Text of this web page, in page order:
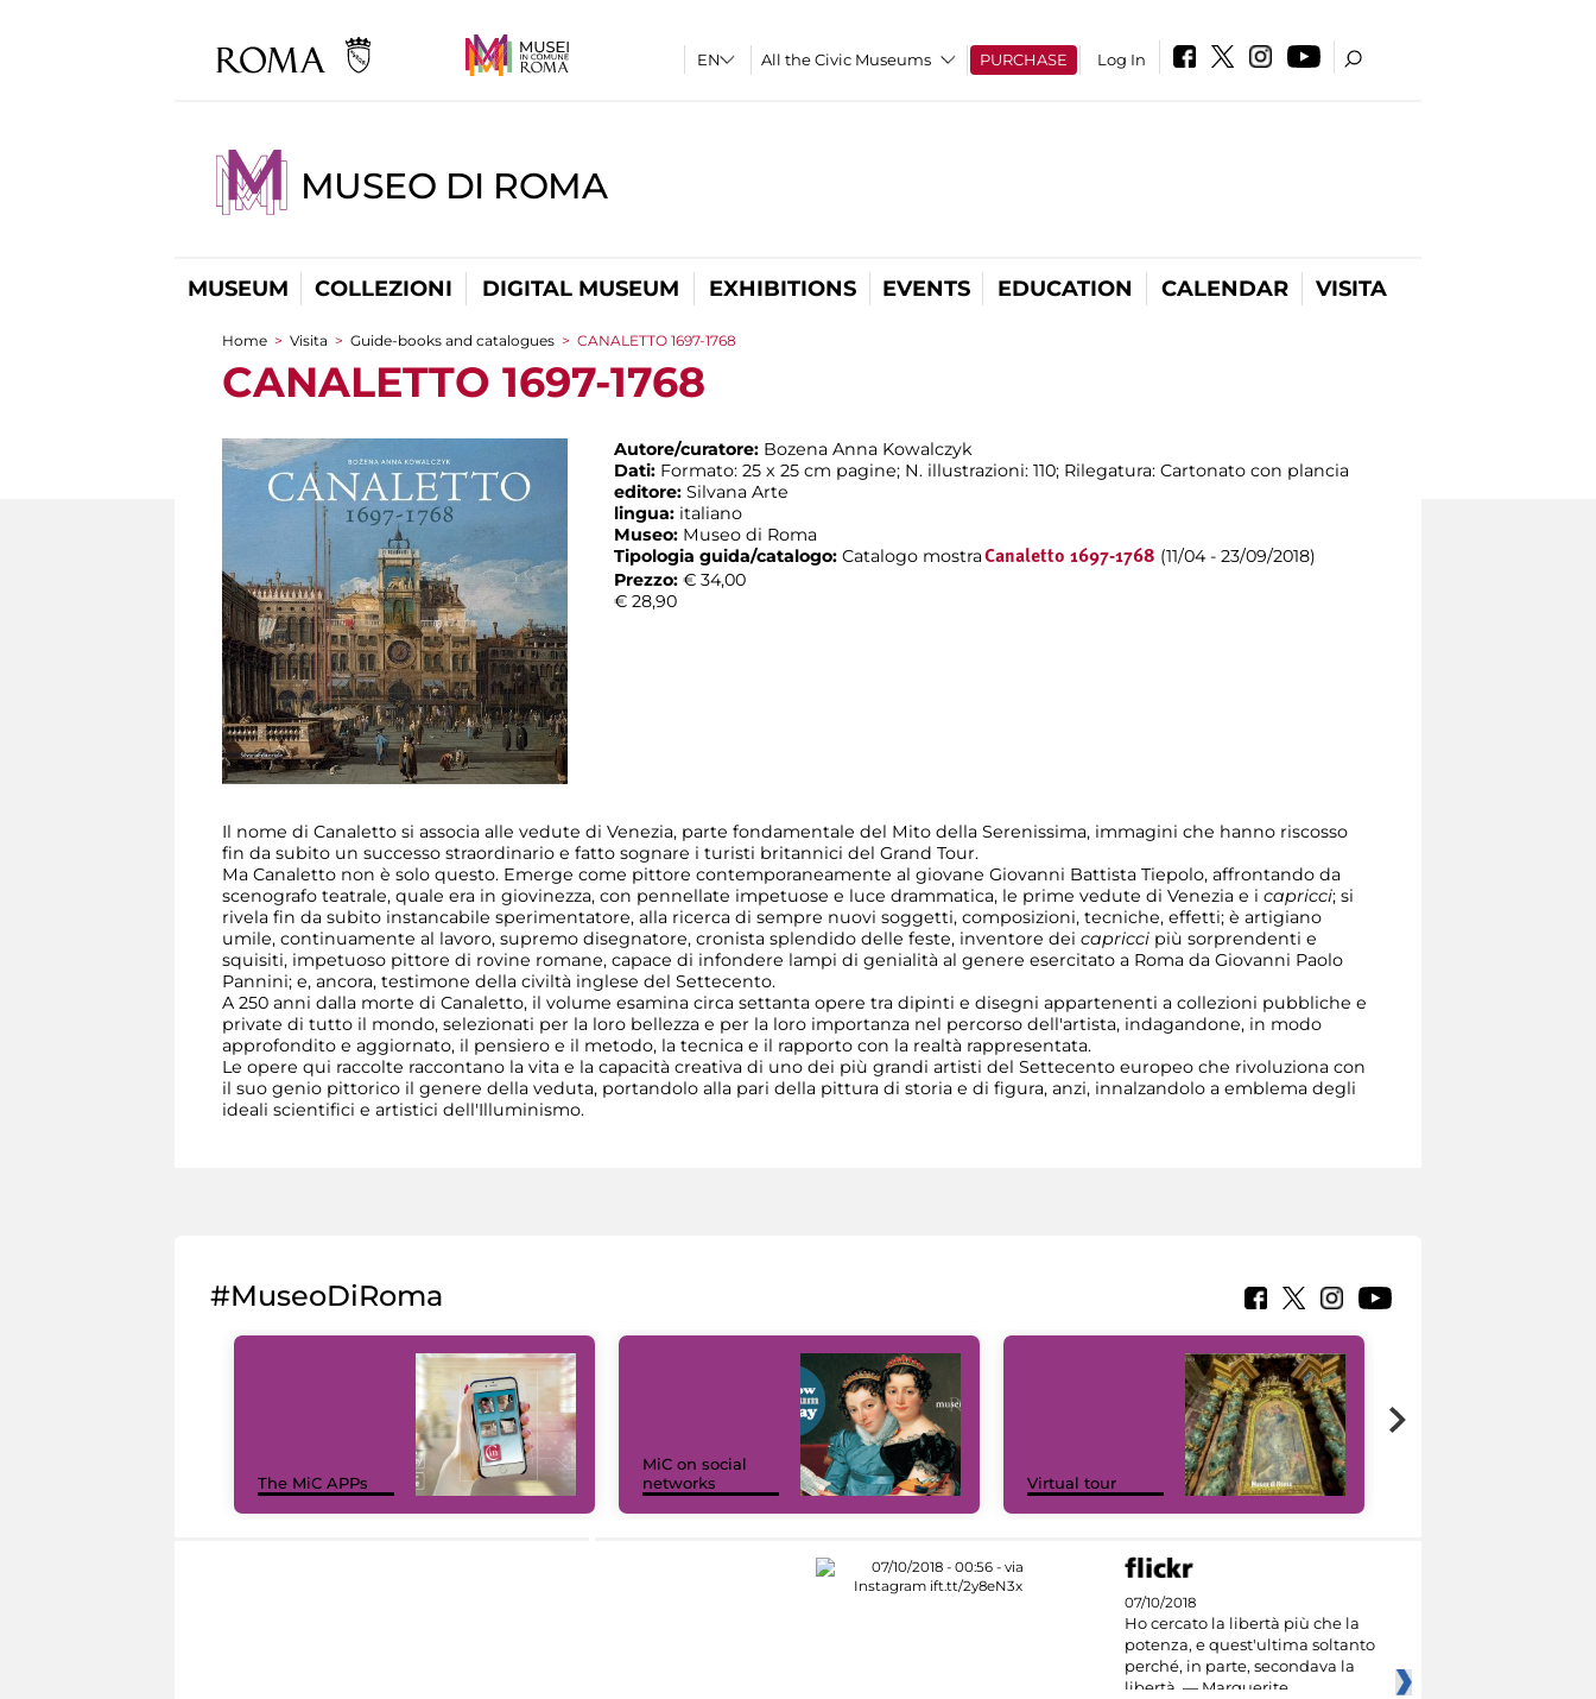
All the Civic Museums PURCHASE Log In
MUSEO DI ROMA
MUSEUM COLLEZIONI DIGITAL MUSEUM EXHIBITIONS EVENTS EDUCATION CALENDAR VISITA
You are here
Home > Visita > Guide-books and catalogues > CANALETTO 1697-1768
CANALETTO 1697-1768
Autore/curatore: Bozena Anna Kowalczyk
Dati: Formato: 25 x 25 cm pagine; N. illustrazioni: 110; Rilegatura: Cartonato con plancia
editore: Silvana Arte
lingua: italiano
Museo: Museo di Roma
Tipologia guida/catalogo: Catalogo mostraCanaletto 1697-1768 (11/04 - 23/09/2018)
Prezzo: € 34,00
€ 28,90
Il nome di Canaletto si associa alle vedute di Venezia, parte fondamentale del Mito della Serenissima, immagini che hanno riscosso
fin da subito un successo straordinario e fatto sognare i turisti britannici del Grand Tour.
Ma Canaletto non è solo questo. Emerge come pittore contemporaneamente al giovane Giovanni Battista Tiepolo, affrontando da
scenografo teatrale, quale era in giovinezza, con pennellate impetuose e luce drammatica, le prime vedute di Venezia e i capricci; si
rivela fin da subito instancabile sperimentatore, alla ricerca di sempre nuovi soggetti, composizioni, tecniche, effetti; è artigiano
umile, continuamente al lavoro, supremo disegnatore, cronista splendido delle feste, inventore dei capricci più sorprendenti e
squisiti, impetuoso pittore di rovine romane, capace di infondere lampi di genialità al genere esercitato a Roma da Giovanni Paolo
Pannini; e, ancora, testimone della civiltà inglese del Settecento.
A 250 anni dalla morte di Canaletto, il volume esamina circa settanta opere tra dipinti e disegni appartenenti a collezioni pubbliche e
private di tutto il mondo, selezionati per la loro bellezza e per la loro importanza nel percorso dell'artista, indagandone, in modo
approfondito e aggiornato, il pensiero e il metodo, la tecnica e il rapporto con la realtà rappresentata.
Le opere qui raccolte raccontano la vita e la capacità creativa di uno dei più grandi artisti del Settecento europeo che rivoluziona con
il suo genio pittorico il genere della veduta, portandolo alla pari della pittura di storia e di figura, anzi, innalzandolo a emblema degli
ideali scientifici e artistici dell'Illuminismo.
#MuseoDiRoma
The MiC APPs
MiC on social
networks
Virtual tour
07/10/2018
Ho cercato la libertà più che la
potenza, e quest'ultima soltanto
perché, in parte, secondava la
libertà. — Marguerite